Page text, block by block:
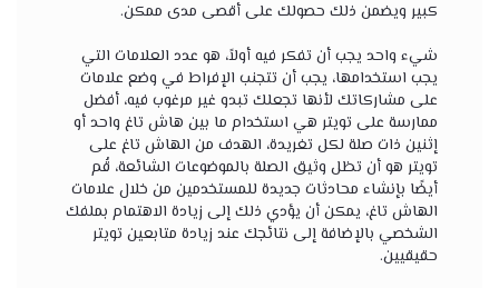
كبير ويضمن ذلك حصولك على أقصى مدى ممكن.
شيء واحد يجب أن تفكر فيه أولاً، هو عدد العلامات التي
يجب استخدامها، يجب أن تتجنب الإفراط في وضع علامات
على مشاركاتك لأنها تجعلك تبدو غير مرغوب فيه، أفضل
ممارسة على تويتر هي استخدام ما بين هاش تاغ واحد أو
إثنين ذات صلة لكل تغريدة، الهدف من الهاش تاغ على
تويتر هو أن تظل وثيق الصلة بالموضوعات الشائعة، قُم
أيضًا بإنشاء محادثات جديدة للمستخدمين من خلال علامات
الهاش تاغ، يمكن أن يؤدي ذلك إلى زيادة الاهتمام بملفك
الشخصي بالإضافة إلى نتائجك عند زيادة متابعين تويتر
حقيقيين.